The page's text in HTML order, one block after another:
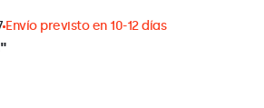
Envío previsto en 10-12 días